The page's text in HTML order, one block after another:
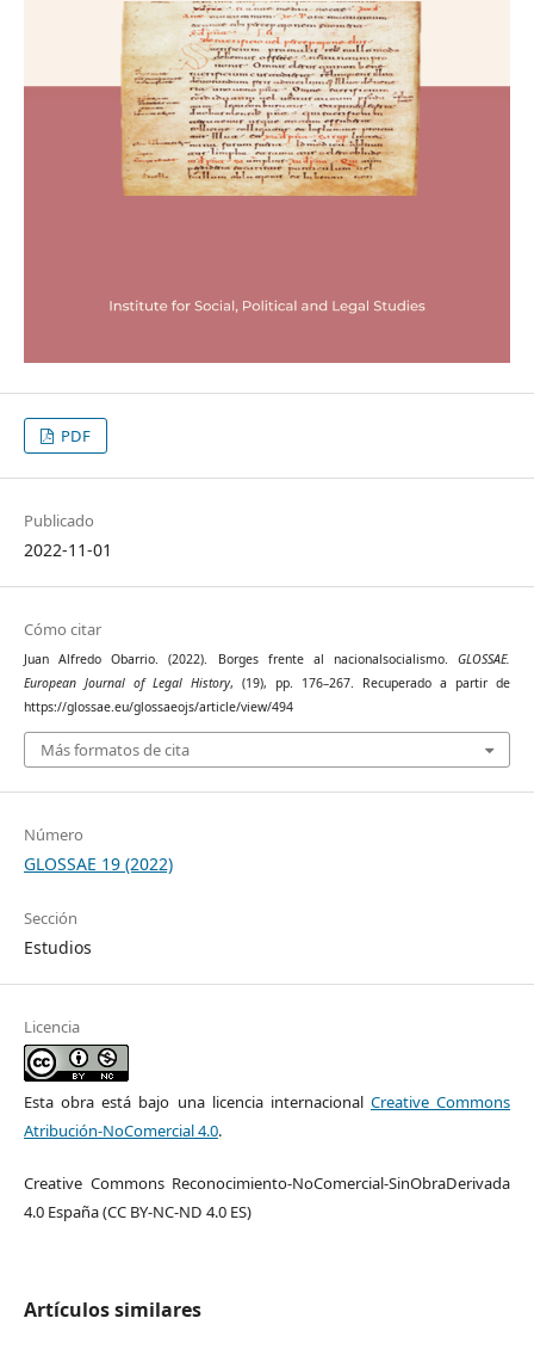
PDF
Publicado
2022-11-01
Cómo citar
Juan Alfredo Obarrio. (2022). Borges frente al nacionalsocialismo.GLOSSAE.
European Journal of Legal History, (19), pp. 176–267. Recuperado a partir de
https://glossae.eu/glossaeojs/article/view/494
Más formatos de cita
Número
GLOSSAE 19 (2022)
Sección
Estudios
Licencia
Esta obra está bajo una licencia internacional Creative Commons
Atribución-NoComercial 4.0.
Creative Commons Reconocimiento-NoComercial-SinObraDerivada
4.0 España (CC BY-NC-ND 4.0 ES)
Artículos similares